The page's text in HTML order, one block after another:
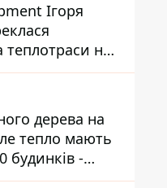
Ігоря
теплотраси на
дерева на
тепло мають
будинків -